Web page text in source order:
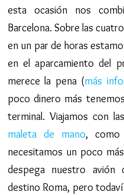
esta ocasión nos
Barcelona. Sobre las
en un par de horas
en el aparcamiento del
merece la pena (más
poco dinero más
terminal. Viajamos con
maleta de mano, como
necesitamos un poco
despega nuestro avión
destino Roma, pero